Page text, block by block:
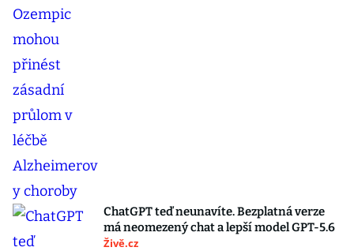
ChatGPT teď neunavíte. Bezplatná verze
má neomezený chat a lepší model GPT-5.6
Živě.cz